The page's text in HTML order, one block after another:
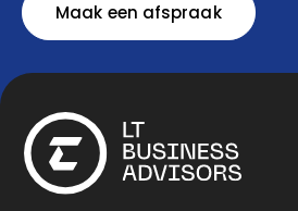
Maak een afspraak